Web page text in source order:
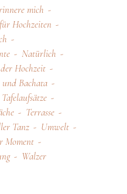
mich
Hochzeiten
Natürlich
Hochzeit
und Bachata
Tafelaufsätze
Terrasse
Tanz
Umwelt
Moment
Walzer